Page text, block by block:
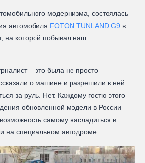
модернизма, состоялась
автомобиля FOTON TUNLAND G9 в
на которой побывал наш
– это была не просто
о машине и разрешили в ней
за руль. Нет. Каждому гостю этого
обновленной модели в России
самому насладиться в
на специальном автодроме.